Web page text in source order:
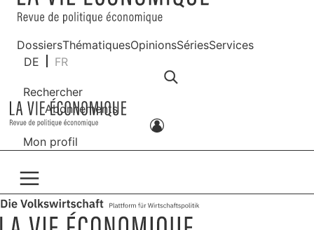
DossiersThématiquesOpinionsSériesServices
DE
FR
Rechercher
Abonnements
Mon profil